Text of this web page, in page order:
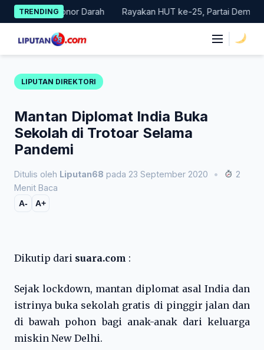
Skip
to
content
TRENDING
Donor Darah Rayakan HUT ke-25, Partai Demokrat Bali
LIPUTAN DIREKTORI
Mantan Diplomat India Buka
Sekolah di Trotoar Selama
Pandemi
Ditulis oleh Liputan68 pada 23 September 2020 •
2
Menit Baca
A- A+
Dikutip dari suara.com :
Sejak lockdown, mantan diplomat asal India dan
istrinya buka sekolah gratis di pinggir jalan dan
di bawah pohon bagi anak-anak dari keluarga
miskin New Delhi.